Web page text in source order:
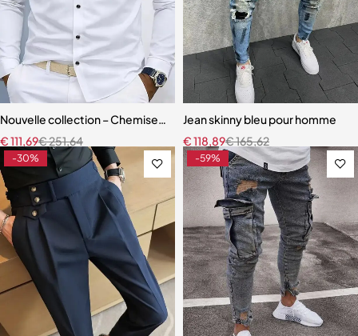
Nouvelle collection – Chemise homme élégante à col mandarin et
€251,64
€111,69
Jean skinny bleu pour homme
€165,62
€118,89
-30% -59%